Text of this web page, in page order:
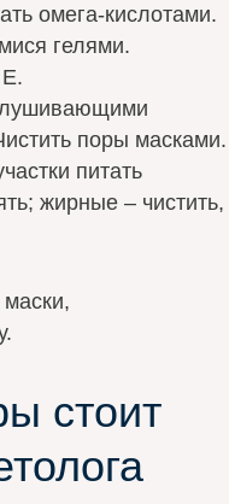
омега-кислотами.
гелями.
поры масками.
питать
жирные – чистить,
стоит